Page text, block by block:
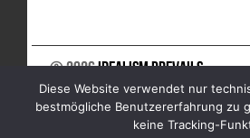
© 2026Idealism Prevails
UNTERSTÜTZE UNS
NEWSLETTER
Diese Website verwendet nur
bestmögliche Benutzererfahrung zu
keine Tracking-